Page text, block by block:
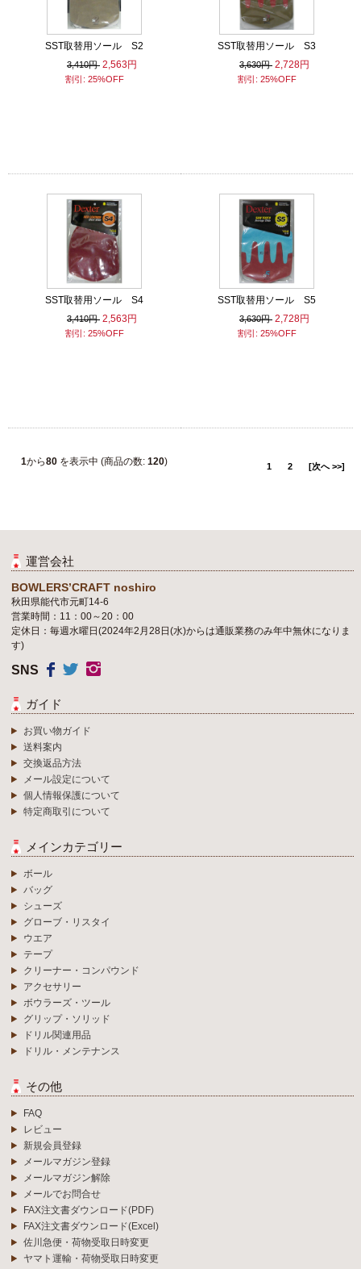
SST取替用ソール S2
3,410円 2,563円
割引: 25%OFF
SST取替用ソール S3
3,630円 2,728円
割引: 25%OFF
SST取替用ソール S4
3,410円 2,563円
割引: 25%OFF
SST取替用ソール S5
3,630円 2,728円
割引: 25%OFF
1 2 [次へ >>]
1から80 を表示中 (商品の数: 120)
運営会社
BOWLERS’CRAFT noshiro
秋田県能代市元町14-6
営業時間：11：00～20：00
定休日：毎週水曜日(2024年2月28日(水)からは通販業務のみ年中無休になりま
す)
SNS
ガイド
お買い物ガイド
送料案内
交換返品方法
メール設定について
個人情報保護について
特定商取引について
メインカテゴリー
ボール
バッグ
シューズ
グローブ・リスタイ
ウエア
テープ
クリーナー・コンパウンド
アクセサリー
ボウラーズ・ツール
グリップ・ソリッド
ドリル関連用品
ドリル・メンテナンス
その他
FAQ
レビュー
新規会員登録
メールマガジン登録
メールマガジン解除
メールでお問合せ
FAX注文書ダウンロード(PDF)
FAX注文書ダウンロード(Excel)
佐川急便・荷物受取日時変更
ヤマト運輸・荷物受取日時変更